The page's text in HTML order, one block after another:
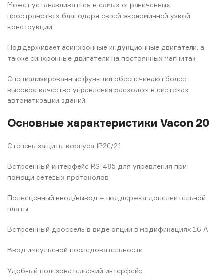
Может устанавливаться в самых ограниченных
пространствах благодаря своей экономичной узкой
конструкции
Поддерживает асинхронные индукционные двигатели, а
также синхронные двигатели на постоянных магнитах
Специализированные функции обеспечивают более
высокое качество управления расходом в системах
автоматизации зданий
Основные характеристики Vacon 20
Степень защиты корпуса IP20/21
Встроенный интерфейс RS-485 для управления при
помощи сетевых протоколов
Полноценный ввод/вывод + поддержка дополнительной
платы
Встроенный дроссель в виде опции в модификациях 16 A
Ввод импульсной последовательности
Удобный пользовательский интерфейс